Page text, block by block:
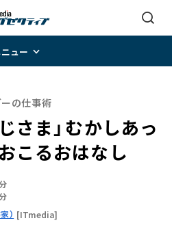
ニュー
の仕事術
さま」――むかしあっ
こるおはなし
） [ITmedia]